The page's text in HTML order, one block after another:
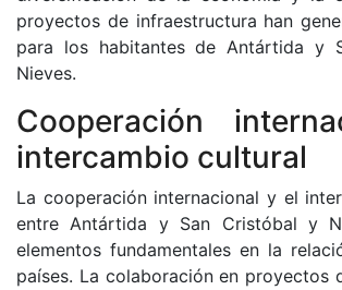
proyectos de infraestructura han
para los habitantes de Antártida y
Nieves.
Cooperación
intercambio cultural
La cooperación internacional y el
entre Antártida y San Cristóbal y
elementos fundamentales en la
países. La colaboración en proyectos